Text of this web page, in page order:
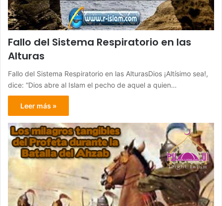
Fallo del Sistema Respiratorio en las
Alturas
Fallo del Sistema Respiratorio en las AlturasDios ¡Altísimo sea!,
dice: “Dios abre al Islam el pecho de aquel a quien…
Leer más »